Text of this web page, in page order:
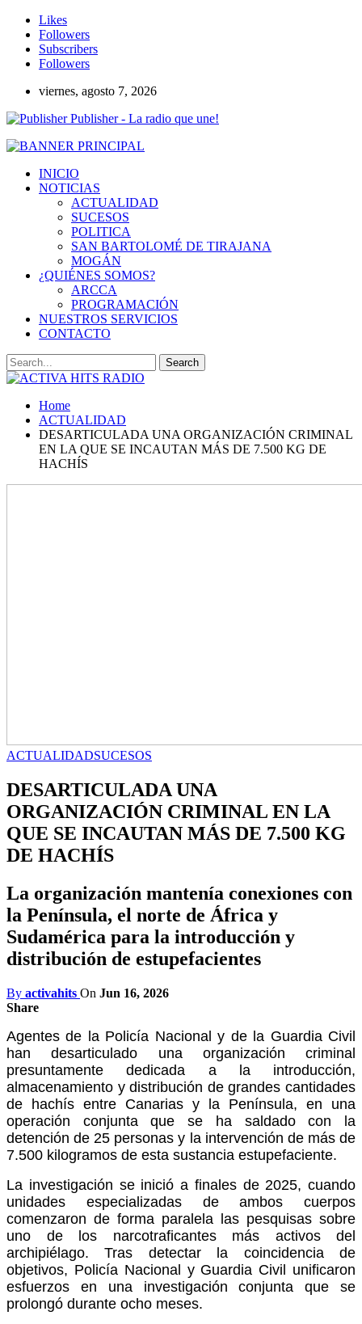
Likes
Followers
Subscribers
Followers
viernes, agosto 7, 2026
Publisher - La radio que une!
INICIO
NOTICIAS
ACTUALIDAD
SUCESOS
POLITICA
SAN BARTOLOMÉ DE TIRAJANA
MOGÁN
¿QUIÉNES SOMOS?
ARCCA
PROGRAMACIÓN
NUESTROS SERVICIOS
CONTACTO
Home
ACTUALIDAD
DESARTICULADA UNA ORGANIZACIÓN CRIMINAL
EN LA QUE SE INCAUTAN MÁS DE 7.500 KG DE
HACHÍS
ACTUALIDADSUCESOS
DESARTICULADA UNA
ORGANIZACIÓN CRIMINAL EN LA
QUE SE INCAUTAN MÁS DE 7.500 KG
DE HACHÍS
La organización mantenía conexiones con
la Península, el norte de África y
Sudamérica para la introducción y
distribución de estupefacientes
By activahits On Jun 16, 2026
Share
Agentes de la Policía Nacional y de la Guardia Civil
han desarticulado una organización criminal
presuntamente dedicada a la introducción,
almacenamiento y distribución de grandes cantidades
de hachís entre Canarias y la Península, en una
operación conjunta que se ha saldado con la
detención de 25 personas y la intervención de más de
7.500 kilogramos de esta sustancia estupefaciente.
La investigación se inició a finales de 2025, cuando
unidades especializadas de ambos cuerpos
comenzaron de forma paralela las pesquisas sobre
uno de los narcotraficantes más activos del
archipiélago. Tras detectar la coincidencia de
objetivos, Policía Nacional y Guardia Civil unificaron
esfuerzos en una investigación conjunta que se
prolongó durante ocho meses.